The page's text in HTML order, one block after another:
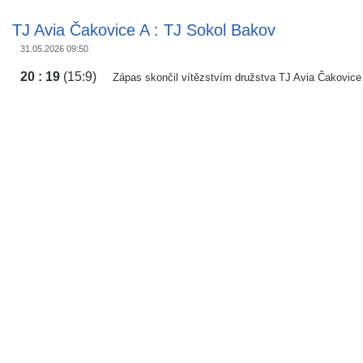
TJ Avia Čakovice A : TJ Sokol Bakov
31.05.2026 09:50
20 : 19 (15:9) Zápas skončil vítězstvím družstva TJ Avia Čakovice